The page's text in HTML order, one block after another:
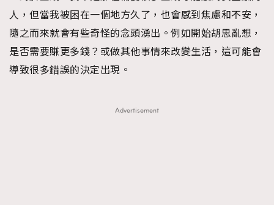
人，但當我被困在一個地方久了，也會感到焦慮和不安，
隨之而來就會有些奇怪的念頭湧出。例如開始胡思亂想，
是否需要賺更多錢？或做其他事情來改變生活，這可能會
導致很多錯誤的決定出現。
Advertisement